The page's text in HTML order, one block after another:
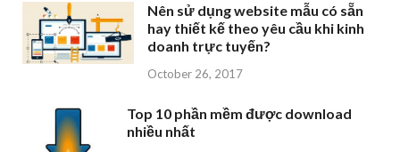
Nên sử dụng website mẫu có sẵn
hay thiết kế theo yêu cầu khi kinh
doanh trực tuyến?
October 26, 2017
Top 10 phần mềm được download
nhiều nhất